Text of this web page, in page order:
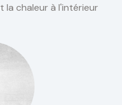
la chaleur à l'intérieur